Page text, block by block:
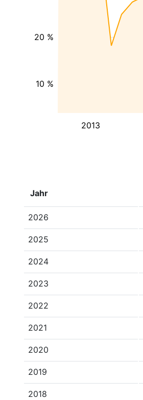
2013
10 %
20 %
Jahr
2026
2025
2024
2023
2022
2021
2020
2019
2018